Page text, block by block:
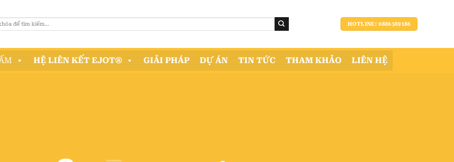
HOTLINE: 0886389186
HỆ LIÊN KẾT EJOT® GIẢI PHÁP DỰ ÁN TIN TỨC THAM KHẢO LIÊN HỆ